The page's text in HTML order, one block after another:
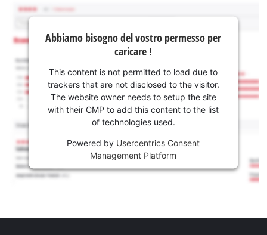
Abbiamo bisogno del vostro permesso per
caricare !
This content is not permitted to load due to
trackers that are not disclosed to the visitor.
The website owner needs to setup the site
with their CMP to add this content to the list
of technologies used.
Powered by Usercentrics Consent
Management Platform